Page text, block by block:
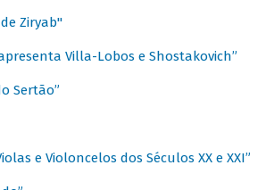
Ziryab"
Villa-Lobos e Shostakovich”
Sertão”
e Violoncelos dos Séculos XX e XXI”